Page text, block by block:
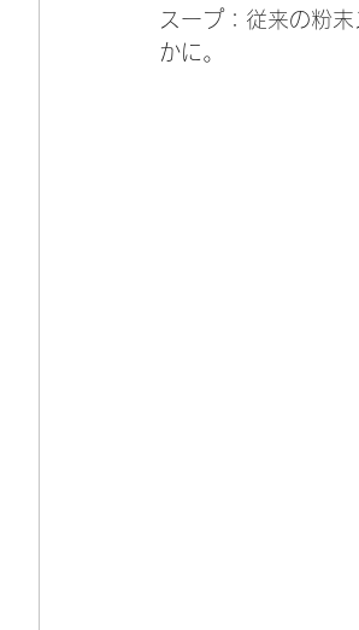
スープ：従来の粉
かに。